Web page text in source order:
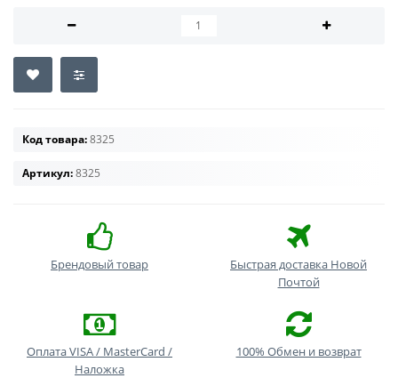
Код товара:8325
Артикул:8325
Брендовый товар
Быстрая доставка Новой
Почтой
Оплата VISA / MasterCard /
Наложка
100% Обмен и возврат